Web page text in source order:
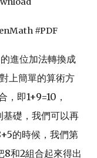
#PDF
進位加法轉換成
上簡單的算術方
，即1+9=10，
基礎，我們可以再
的時候，我們第
8和2組合起來得出